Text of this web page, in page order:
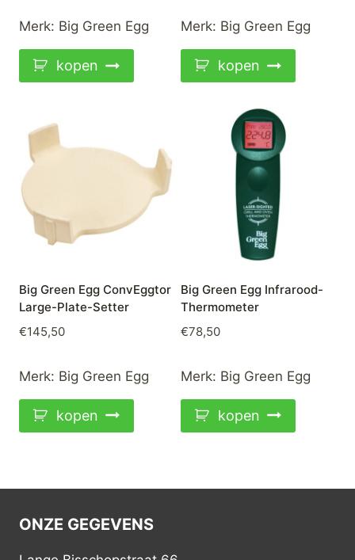
Merk: Big Green Egg
kopen
Merk: Big Green Egg
kopen
Big Green Egg ConvEggtor
Large-Plate-Setter
€145,50
Merk: Big Green Egg
kopen
Big Green Egg Infrarood-
Thermometer
€78,50
Merk: Big Green Egg
kopen
ONZE GEGEVENS